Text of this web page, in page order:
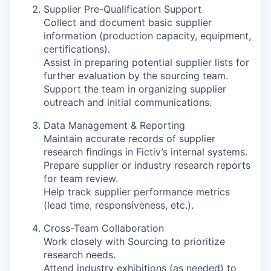
Supplier Pre-Qualification Support
Collect and document basic supplier
information (production capacity, equipment,
certifications).
Assist in preparing potential supplier lists for
further evaluation by the sourcing team.
Support the team in organizing supplier
outreach and initial communications.
Data Management & Reporting
Maintain accurate records of supplier
research findings in Fictiv’s internal systems.
Prepare supplier or industry research reports
for team review.
Help track supplier performance metrics
(lead time, responsiveness, etc.).
Cross-Team Collaboration
Work closely with Sourcing to prioritize
research needs.
Attend industry exhibitions (as needed) to